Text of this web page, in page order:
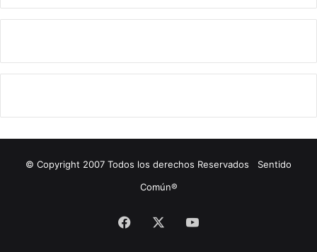
© Copyright 2007 Todos los derechos Reservados Sentido
Común®
Facebook